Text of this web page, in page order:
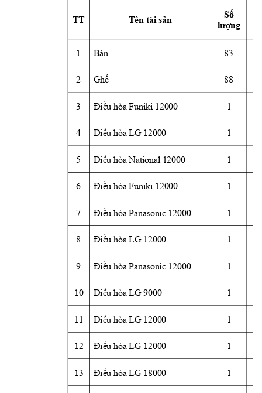
TT Tên tài sản
Số
lượng
1 Bàn 83
2 Ghế 88
3 Điều hòa Funiki 12000 1
4 Điều hòa LG 12000 1
5 Điều hòa National 12000 1
6 Điều hòa Funiki 12000 1
7 Điều hòa Panasonic 12000 1
8 Điều hòa LG 12000 1
9 Điều hòa Panasonic 12000 1
10 Điều hòa LG 9000 1
11 Điều hòa LG 12000 1
12 Điều hòa LG 12000 1
13 Điều hòa LG 18000 1